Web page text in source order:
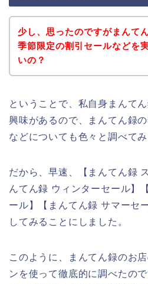
少し、思ったのですがまんて
季節限定の割引セールなどを
いの？
ということで、私自身まんて
興味があるので、まんてん録
などについても色々と調べて
だから、早速、【まんてん録
んてん録 ウィンターセール】
ール】【まんてん録 サマーセ
してみることにしました。
このように、まんてん録のお
ンを使って徹底的に調べたの